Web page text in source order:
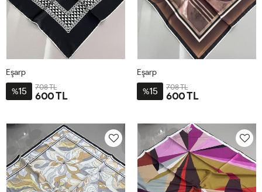
Eşarp
%15 708 TL
600 TL
Eşarp
%15 708 TL
600 TL